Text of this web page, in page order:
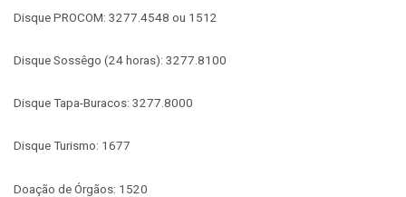
Disque PROCOM: 3277.4548 ou 1512
Disque Sossêgo (24 horas): 3277.8100
Disque Tapa-Buracos: 3277.8000
Disque Turismo: 1677
Doação de Órgãos: 1520